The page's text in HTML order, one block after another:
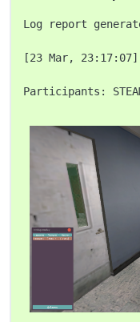
Log report
[23 Mar,